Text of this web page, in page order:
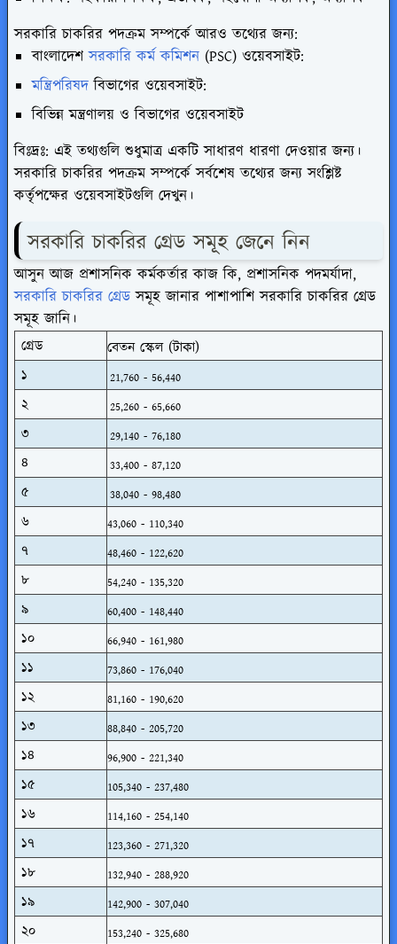
সরকারি চাকরির পদক্রম সম্পর্কে আরও তথ্যের জন্য:
বাংলাদেশসরকারি কর্ম কমিশন (PSC) ওয়েবসাইট:
মন্ত্রিপরিষদ বিভাগের ওয়েবসাইট:
বিভিন্ন মন্ত্রণালয় ও বিভাগের ওয়েবসাইট
বিঃদ্রঃ: এই তথ্যগুলি শুধুমাত্র একটি সাধারণ ধারণা দেওয়ার জন্য।
সরকারি চাকরির পদক্রম সম্পর্কে সর্বশেষ তথ্যের জন্য সংশ্লিষ্ট
কর্তৃপক্ষের ওয়েবসাইটগুলি দেখুন।
সরকারি চাকরির গ্রেড সমূহ জেনে নিন
আসুন আজ প্রশাসনিক কর্মকর্তার কাজ কি, প্রশাসনিক পদমর্যাদা,
সরকারি চাকরির গ্রেড সমূহ জানার পাশাপাশি সরকারি চাকরির গ্রেড
সমূহ জানি।
গ্রেড বেতন স্কেল (টাকা)
১ 21,760 - 56,440
২ 25,260 - 65,660
৩ 29,140 - 76,180
৪ 33,400 - 87,120
৫ 38,040 - 98,480
৬ 43,060 - 110,340
৭ 48,460 - 122,620
৮ 54,240 - 135,320
৯ 60,400 - 148,440
১০ 66,940 - 161,980
১১ 73,860 - 176,040
১২ 81,160 - 190,620
১৩ 88,840 - 205,720
১৪ 96,900 - 221,340
১৫ 105,340 - 237,480
১৬ 114,160 - 254,140
১৭ 123,360 - 271,320
১৮ 132,940 - 288,920
১৯ 142,900 - 307,040
২০ 153,240 - 325,680